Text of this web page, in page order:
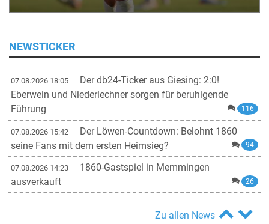
NEWSTICKER
07.08.2026 18:05
Der db24-Ticker aus Giesing: 2:0!
Eberwein und Niederlechner sorgen für beruhigende
Führung
116
07.08.2026 15:42
Der Löwen-Countdown: Belohnt 1860
seine Fans mit dem ersten Heimsieg?
94
07.08.2026 14:23
1860-Gastspiel in Memmingen
ausverkauft
26
Zu allen News